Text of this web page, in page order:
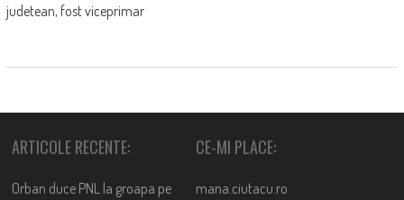
judetean, fost viceprimar
ARTICOLE RECENTE:
Orban duce PNL la groapa pe
CE-MI PLACE:
mana.ciutacu.ro